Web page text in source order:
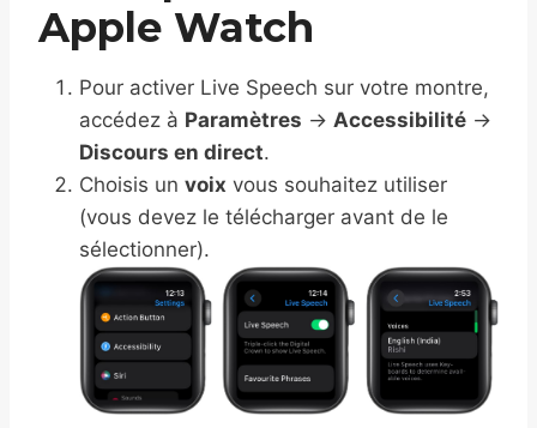
Apple Watch
Pour activer Live Speech sur votre montre,
accédez à Paramètres → Accessibilité →
Discours en direct.
Choisis un voix vous souhaitez utiliser
(vous devez le télécharger avant de le
sélectionner).